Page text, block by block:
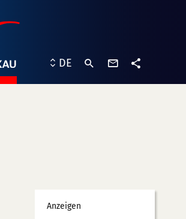
DE
Werbung
Anzeigen